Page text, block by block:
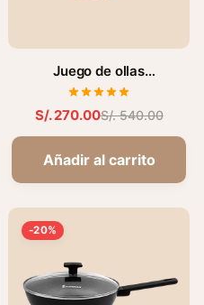
Juego de ollas
antiadherentes de 13 pzs.
(FZ-1658T)
S/. 270.00S/. 540.00
Añadir al carrito
-20%